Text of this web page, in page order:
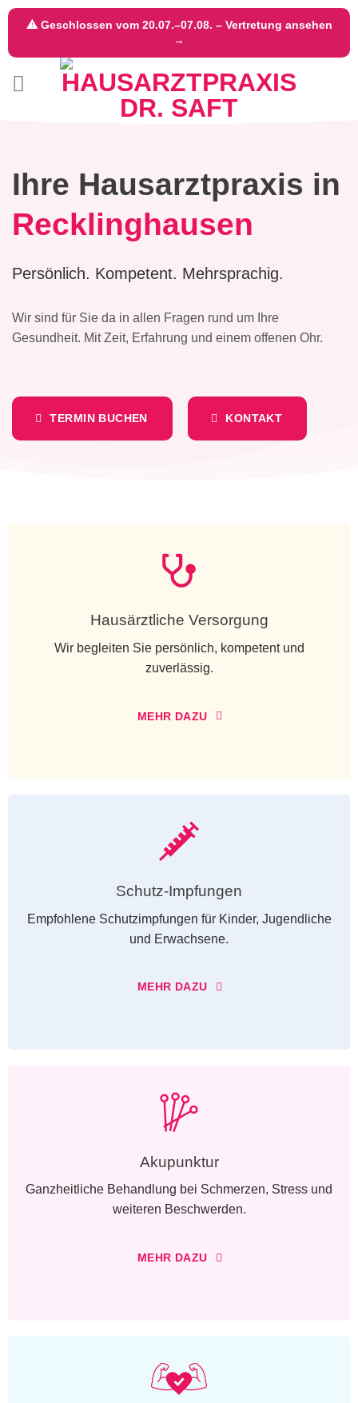
Inhalt
Ihre Hausarztpraxis in
Recklinghausen
Persönlich. Kompetent. Mehrsprachig.
Wir sind für Sie da in allen Fragen rund um Ihre
Gesundheit. Mit Zeit, Erfahrung und einem offenen Ohr.
TERMIN BUCHEN KONTAKT
Hausärztliche Versorgung
Wir begleiten Sie persönlich, kompetent und
zuverlässig.
MEHR DAZU
Schutz-Impfungen
Empfohlene Schutzimpfungen für Kinder, Jugendliche
und Erwachsene.
MEHR DAZU
Akupunktur
Ganzheitliche Behandlung bei Schmerzen, Stress und
weiteren Beschwerden.
MEHR DAZU
⚠ Geschlossen vom 20.07.–07.08. – Vertretung ansehen
→